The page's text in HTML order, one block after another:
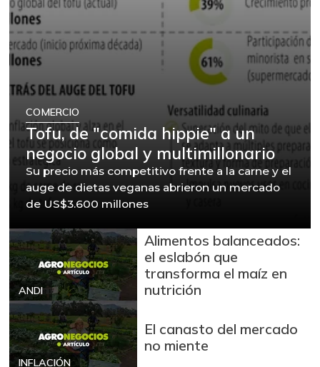
COMERCIO
Tofu, de "comida hippie" a un
negocio global y multimillonario
Su precio más competitivo frente a la carne y el
auge de dietas veganas abrieron un mercado
de US$3.600 millones
ANDI
Alimentos balanceados:
el eslabón que
transforma el maíz en
nutrición
INFLACIÓN
El canasto del mercado
no miente